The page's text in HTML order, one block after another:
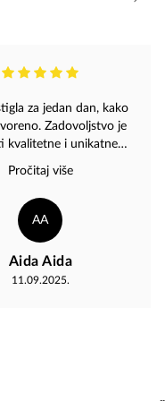
za jedan dan, kako
Zadovoljstvo je
kvalitetne i unikatne
sa stranice. Sve
za profesionalnost i
ekspeditivnost. Hvala "Magaza"
Pročitaj više
AA
Aida Aida
11.09.2025.